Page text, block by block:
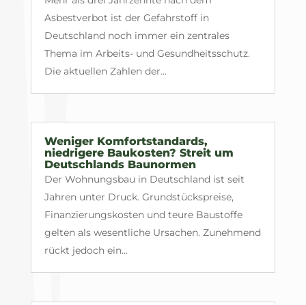
Asbestverbot ist der Gefahrstoff in
Deutschland noch immer ein zentrales
Thema im Arbeits- und Gesundheitsschutz.
Die aktuellen Zahlen der...
Weniger Komfortstandards,
niedrigere Baukosten? Streit um
Deutschlands Baunormen
Der Wohnungsbau in Deutschland ist seit
Jahren unter Druck. Grundstückspreise,
Finanzierungskosten und teure Baustoffe
gelten als wesentliche Ursachen. Zunehmend
rückt jedoch ein...